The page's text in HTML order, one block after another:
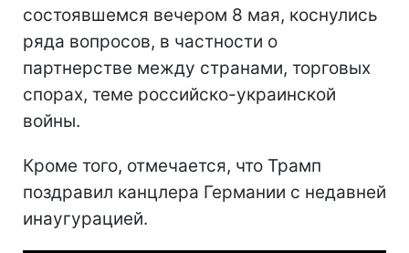
состоявшемся вечером 8 мая, коснулись
ряда вопросов, в частности о
партнерстве между странами, торговых
спорах, теме российско-украинской
войны.
Кроме того, отмечается, что Трамп
поздравил канцлера Германии с недавней
инаугурацией.